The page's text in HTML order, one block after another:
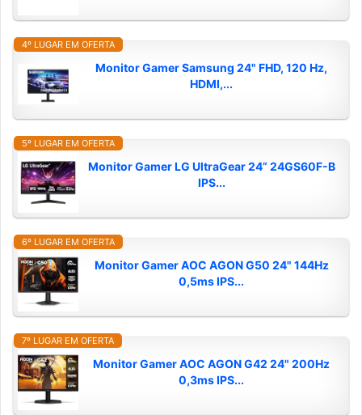
4º LUGAR EM OFERTA
Monitor Gamer Samsung 24" FHD, 120 Hz,
HDMI,...
5º LUGAR EM OFERTA
Monitor Gamer LG UltraGear 24” 24GS60F-B
IPS...
6º LUGAR EM OFERTA
Monitor Gamer AOC AGON G50 24" 144Hz
0,5ms IPS...
7º LUGAR EM OFERTA
Monitor Gamer AOC AGON G42 24" 200Hz
0,3ms IPS...